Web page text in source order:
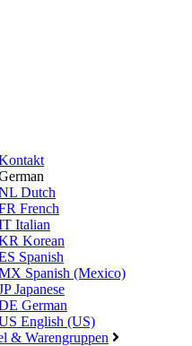
Dutch
French
Italian
Korean
Spanish
Spanish (Mexico)
Japanese
German
English (US)
& Warengruppen